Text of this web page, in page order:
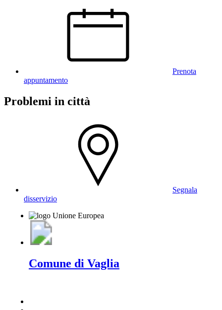
Prenota
appuntamento
Problemi in città
Segnala
disservizio
Comune di Vaglia